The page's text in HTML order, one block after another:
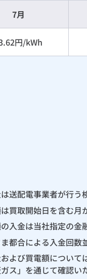
7月
円/kWh
送配電事業者が行う
買取開始日を含む月
入金は当社指定の金
都合による入金回数
よび買電額について
ス」を通じて確認い